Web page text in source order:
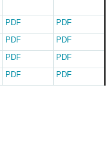
PDF
PDF
PDF
PDF
PDF
PDF
PDF PDF